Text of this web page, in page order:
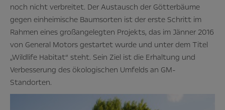
noch nicht verbreitet. Der Austausch der Götterbäume
gegen einheimische Baumsorten ist der erste Schritt im
Rahmen eines großangelegten Projekts, das im Jänner 2016
von General Motors gestartet wurde und unter dem Titel
„Wildlife Habitat“ steht. Sein Ziel ist die Erhaltung und
Verbesserung des ökologischen Umfelds an GM-
Standorten.